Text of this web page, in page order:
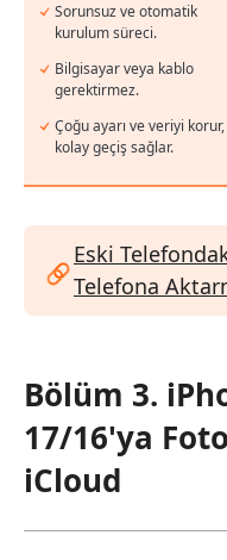
Sorunsuz ve otomatik
kurulum süreci.
Bilgisayar veya kablo
gerektirmez.
Çoğu ayarı ve veriyi korur,
kolay geçiş sağlar.
Eski
Telefona
Bölüm 3.
17/16'ya
iCloud